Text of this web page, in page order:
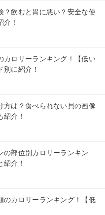
？飲むと胃に悪い？安全な使
！
カロリーランキング！【低い
別に紹介！
方は？食べられない貝の画像
紹介！
の部位別カロリーランキン
紹介！
のカロリーランキング！【低